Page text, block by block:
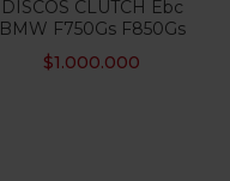
Categorias
DISCOS CLUTCH Ebc
BMW F750Gs F850Gs
$1.000.000